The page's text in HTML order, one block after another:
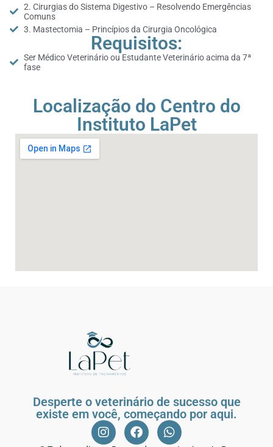
2. Cirurgias do Sistema Digestivo – Resolvendo Emergências
Comuns
3. Mastectomia – Princípios da Cirurgia Oncológica
Ser Médico Veterinário ou Estudante Veterinário acima da 7ª
fase
Requisitos:
Localização do Centro do
Instituto LaPet
Desperte o veterinário de sucesso que
existe em você, começando por aqui.